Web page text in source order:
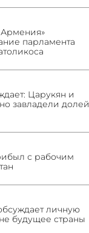
парламента
Царукян и
завладели долей
с рабочим
личную
будущее страны